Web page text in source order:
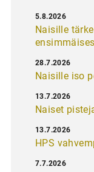
Naisille
5.8.2026
Naisille iso
28.7.2026
Naiset
13.7.2026
HPS
13.7.2026
7.7.2026